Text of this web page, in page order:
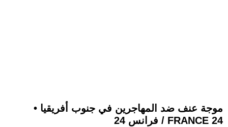
موجة عنف ضد المهاجرين في جنوب أفريقيا •
فرانس 24 / FRANCE 24